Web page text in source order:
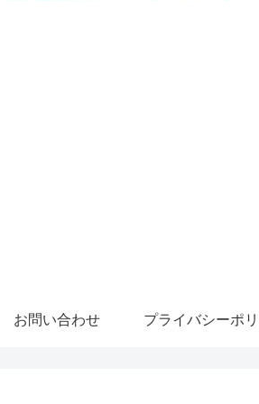
お問い合わせ プライバシーポ